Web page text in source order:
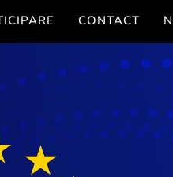
CONTACT